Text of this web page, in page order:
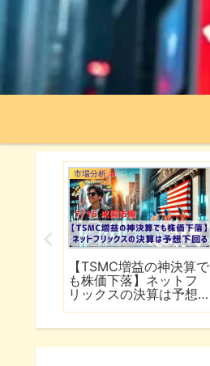
市場分析
【TSMC増益の神決算で
も株価下落】ネットフ
リックスの決算は予想